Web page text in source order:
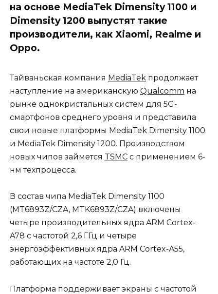
на основе MediaTek Dimensity 1100 и
Dimensity 1200 выпустят такие
производители, как Xiaomi, Realme и
Oppo.
Тайваньская компания MediaTek продолжает
наступление на американскую Qualcomm на
рынке однокристальных систем для 5G-
смартфонов среднего уровня и представила
свои новые платформы MediaTek Dimensity 1100
и MediaTek Dimensity 1200. Производством
новых чипов займется TSMC с применением 6-
нм техпроцесса.
В состав чипа MediaTek Dimensity 1100
(MT6893Z/CZA, MTK6893Z/CZA) включены
четыре производительных ядра ARM Cortex-
A78 с частотой 2,6 ГГц и четыре
энергоэффективных ядра ARM Cortex-A55,
работающих на частоте 2,0 Гц.
Платформа поддерживает экраны с частотой